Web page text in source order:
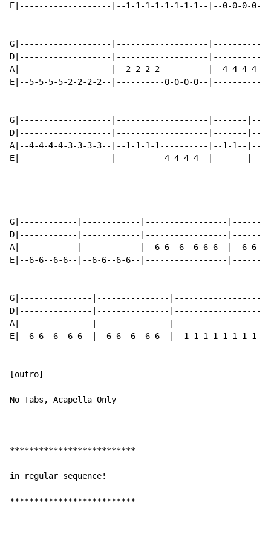
E|-------------------|--1-1-1-1-1-1-1-1--|--0-0-0-0-3-
G|-------------------|-------------------
D|-------------------|-------------------
A|-------------------|--2-2-2-2----------|--4-4-4-4-4-
E|--5-5-5-5-2-2-2-2--|----------0-0-0-0--
G|-------------------|-------------------|-------
D|-------------------|-------------------|-------
A|--4-4-4-4-3-3-3-3--|--1-1-1-1----------|--1-1--
E|-------------------|----------4-4-4-4--|-------|--
G|------------|------------|-----------------
D|------------|------------|-----------------
A|------------|------------|--6-6--6--6-6-6--|--6-6--
E|--6-6--6-6--|--6-6--6-6--|-----------------
G|---------------|---------------
D|---------------|---------------
A|---------------|---------------
E|--6-6--6--6-6--|--6-6--6--6-6--|--1-1-1-1-1-1-1-1--
[outro]
No Tabs, Acapella Only
**************************
in regular sequence!
**************************